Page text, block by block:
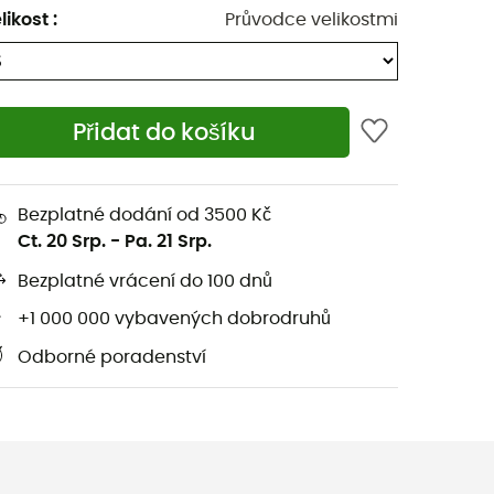
: Průvodce velikostmi
Přidat do košíku
Bezplatné dodání od 3500 Kč
Ct. 20 Srp. - Pa. 21 Srp.
Bezplatné vrácení do 100 dnů
+1 000 000 vybavených dobrodruhů
Odborné poradenství